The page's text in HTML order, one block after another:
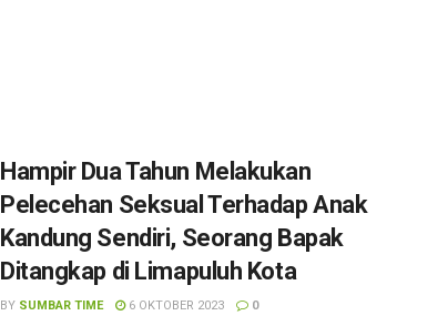
Hampir Dua Tahun Melakukan
Pelecehan Seksual Terhadap Anak
Kandung Sendiri, Seorang Bapak
Ditangkap di Limapuluh Kota
BY SUMBAR TIME 6 OKTOBER 2023 0